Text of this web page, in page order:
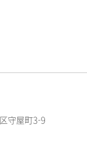
守屋町3-9